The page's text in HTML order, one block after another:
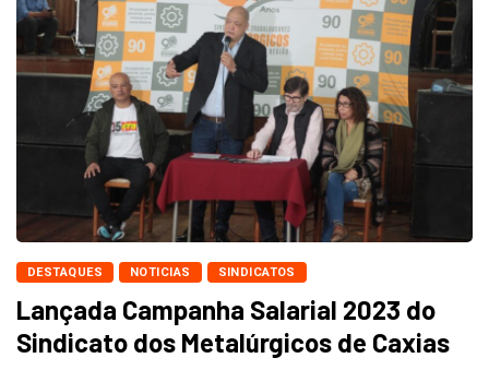
DESTAQUES NOTICIAS SINDICATOS
Lançada Campanha Salarial 2023 do
Sindicato dos Metalúrgicos de Caxias